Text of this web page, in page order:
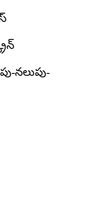
నలుపు-